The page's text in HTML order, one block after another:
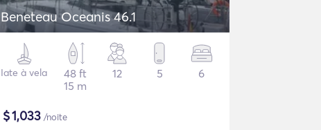
Beneteau Oceanis 46.1
Iate à vela
48 ft
15 m
12 5 6
$1,033 /noite